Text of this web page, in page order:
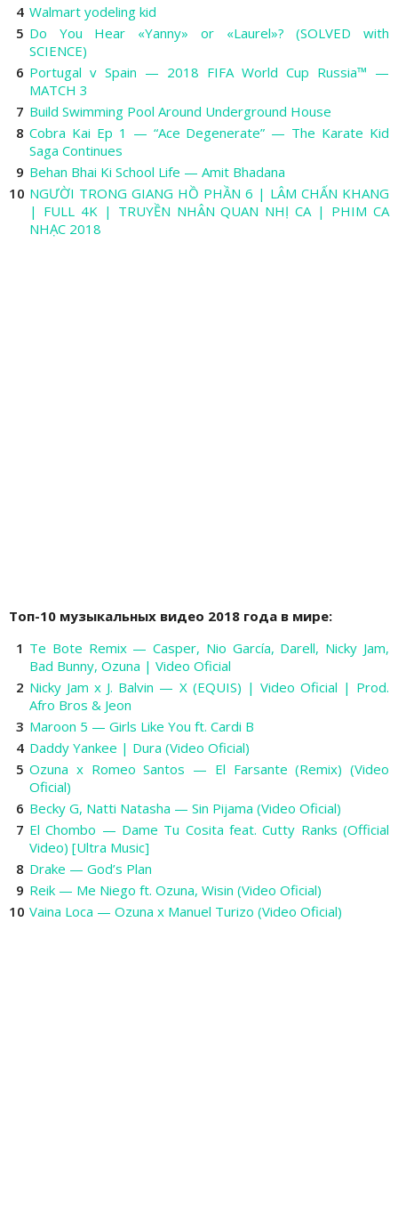
Walmart yodeling kid
Do You Hear «Yanny» or «Laurel»? (SOLVED with
SCIENCE)
Portugal v Spain — 2018 FIFA World Cup Russia™ —
MATCH 3
Build Swimming Pool Around Underground House
Cobra Kai Ep 1 — “Ace Degenerate” — The Karate Kid
Saga Continues
Behan Bhai Ki School Life — Amit Bhadana
NGƯỜI TRONG GIANG HỒ PHẦN 6 | LÂM CHẤN KHANG
| FULL 4K | TRUYỀN NHÂN QUAN NHỊ CA | PHIM CA
NHẠC 2018
Топ-10 музыкальных видео 2018 года в мире:
Te Bote Remix — Casper, Nio García, Darell, Nicky Jam,
Bad Bunny, Ozuna | Video Oficial
Nicky Jam x J. Balvin — X (EQUIS) | Video Oficial | Prod.
Afro Bros & Jeon
Maroon 5 — Girls Like You ft. Cardi B
Daddy Yankee | Dura (Video Oficial)
Ozuna x Romeo Santos — El Farsante (Remix) (Video
Oficial)
Becky G, Natti Natasha — Sin Pijama (Video Oficial)
El Chombo — Dame Tu Cosita feat. Cutty Ranks (Official
Video) [Ultra Music]
Drake — God’s Plan
Reik — Me Niego ft. Ozuna, Wisin (Video Oficial)
Vaina Loca — Ozuna x Manuel Turizo (Video Oficial)